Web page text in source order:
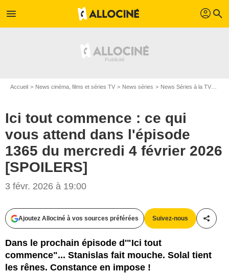
menu profil search
Accueil News cinéma, films et séries TV News séries News Séries à la TV
Ici tout commence : ce qui
vous attend dans l'épisode
1365 du mercredi 4 février 2026
[SPOILERS]
3 févr. 2026 à 19:00
Ajoutez Allociné à vos sources préférées Suivez-nous
Dans le prochain épisode d'"Ici tout
commence"... Stanislas fait mouche. Solal tient
les rênes. Constance en impose !